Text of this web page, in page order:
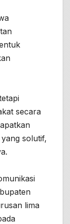
secara
solutif,
lima